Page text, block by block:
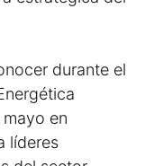
durante el
en
líderes